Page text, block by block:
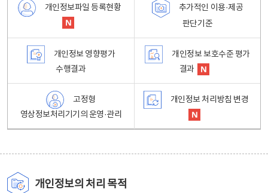
개인정보파일 등록현황
추가적인 이용·제공
판단기준
개인정보 영향평가
수행결과
개인정보 보호수준 평가
결과
고정형
영상정보처리기기의 운영·관리
개인정보 처리방침 변경
개인정보의 처리 목적